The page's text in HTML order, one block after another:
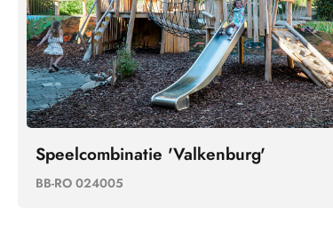
Speelcombinatie 'Valkenburg'
BB-RO 024005